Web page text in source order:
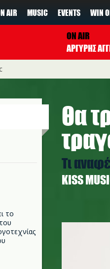
AIR MUSIC EVENTS WIN
ON AIR
ΑΡΓΥΡΗΣ
το
Θα
Τι
ΚISS